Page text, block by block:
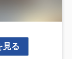
見る